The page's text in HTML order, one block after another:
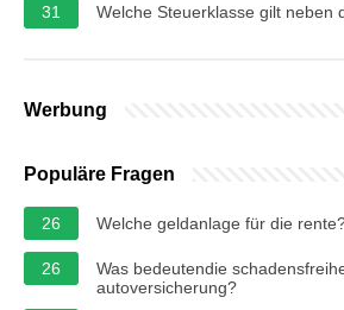
31 Welche Steuerklasse gilt neben
Werbung
Populäre Fragen
26 Welche geldanlage für die
26
Was bedeutendie
autoversicherung?